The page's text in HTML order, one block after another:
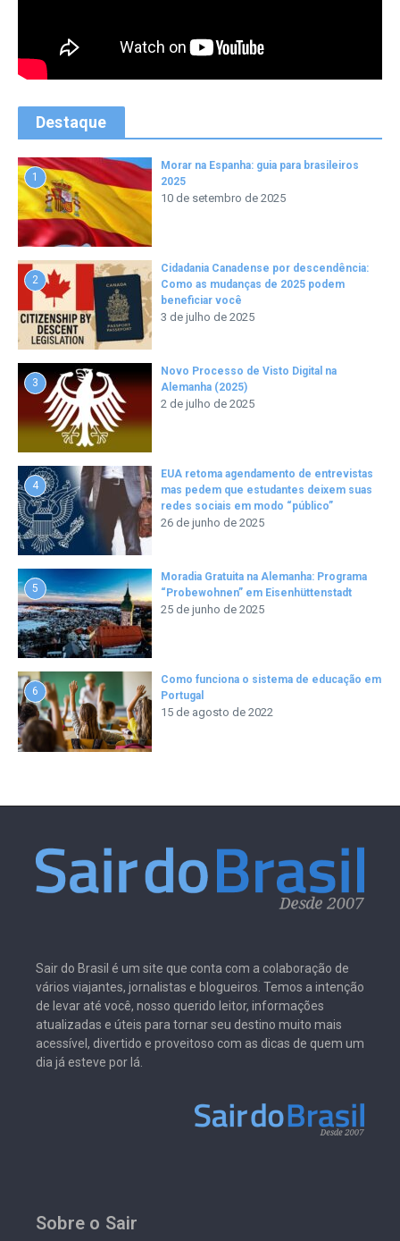
Destaque
1
Morar na Espanha: guia para brasileiros
2025
10 de setembro de 2025
2
Cidadania Canadense por descendência:
Como as mudanças de 2025 podem
beneficiar você
3 de julho de 2025
3
Novo Processo de Visto Digital na
Alemanha (2025)
2 de julho de 2025
4
EUA retoma agendamento de entrevistas
mas pedem que estudantes deixem suas
redes sociais em modo “público”
26 de junho de 2025
5
Moradia Gratuita na Alemanha: Programa
“Probewohnen” em Eisenhüttenstadt
25 de junho de 2025
6
Como funciona o sistema de educação em
Portugal
15 de agosto de 2022
Sair do Brasil é um site que conta com a colaboração de
vários viajantes, jornalistas e blogueiros. Temos a intenção
de levar até você, nosso querido leitor, informações
atualizadas e úteis para tornar seu destino muito mais
acessível, divertido e proveitoso com as dicas de quem um
dia já esteve por lá.
Sobre o Sair